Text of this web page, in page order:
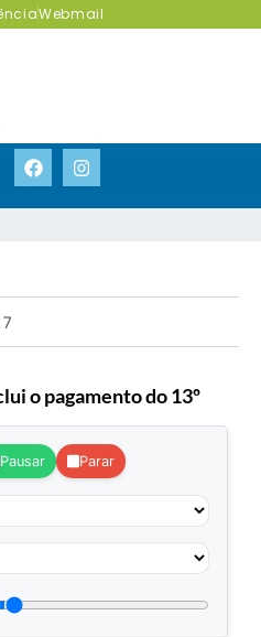
Webmail
o pagamento do 13º
Pausar Parar